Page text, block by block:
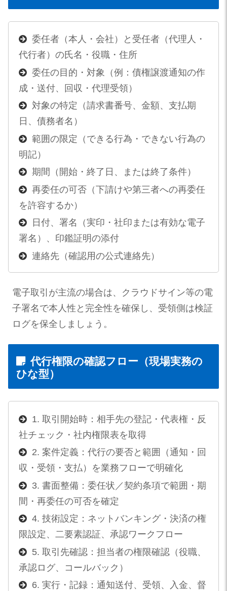
委任者（本人・会社）と受任者（代理人・
代行者）の氏名・役職・住所
委任の目的・対象（例：債権譲渡通知の作
成・送付、回収・代理受領）
対象の特定（請求書番号、金額、支払期
日、債務者名）
範囲の限定（できる行為・できない行為の
明記）
期間（開始・終了日、または終了条件）
再委任の可否（下請けや第三者への再委任
を許容するか）
日付、署名（実印・社印または有効な電子
署名）、印鑑証明の添付
連絡先（確認用の公式連絡先）
電子取引が主流の場合は、クラウドサイン等の電
子署名で本人性と完全性を確保し、受領側は検証
ログを保全しましょう。
代行権限の確認フロー（現場実務の
ひな型）
1. 取引開始時：相手先の登記・代表権・反
社チェック・社内権限表を取得
2. 案件定義：代行の要否と範囲（通知・回
収・受領・支払）を業務フローで明確化
3. 書面整備：委任状／契約条項で範囲・期
間・再委任の可否を確定
4. 技術設定：ネットバンキング・決済の権
限設定、二要素認証、承認ワークフロー
5. 取引先確認：担当者の権限確認（役職、
承認ログ、コールバック）
6. 実行・記録：通知送付、受領、入金、督